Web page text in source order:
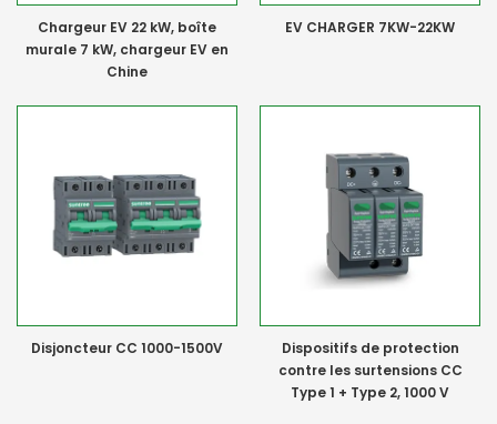
Chargeur EV 22 kW, boîte
murale 7 kW, chargeur EV en
Chine
EV CHARGER 7KW-22KW
Disjoncteur CC 1000-1500V
Dispositifs de protection
contre les surtensions CC
Type 1 + Type 2, 1000 V